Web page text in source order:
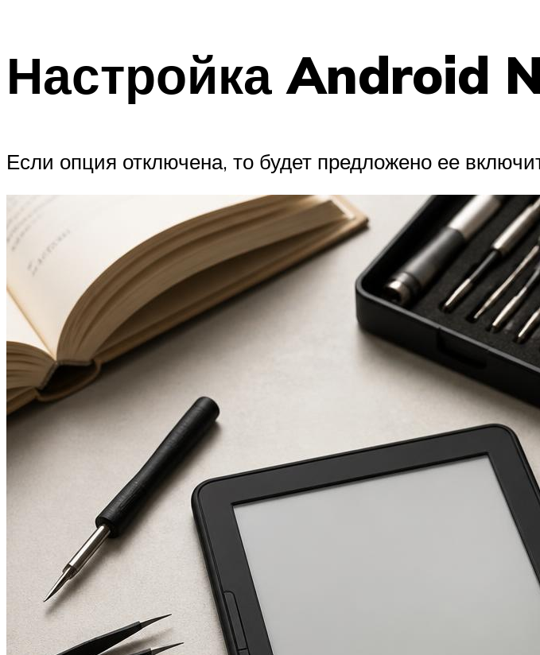
Настройка Android
Если опция отключена, то будет предложено ее